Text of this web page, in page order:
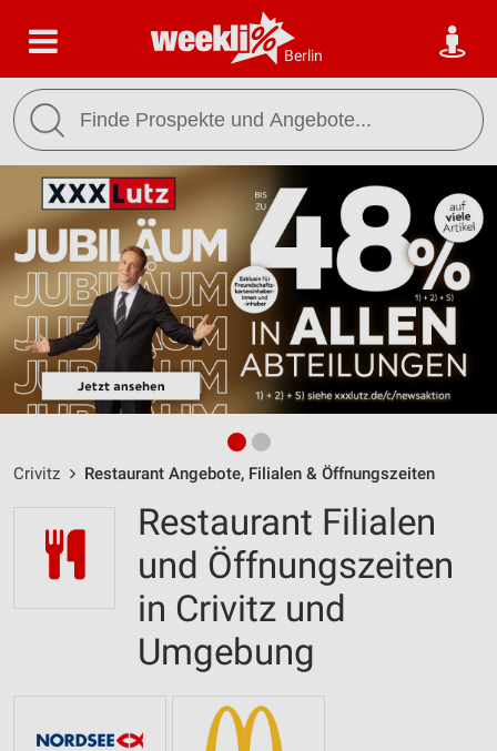
Berlin
Crivitz Restaurant Angebote, Filialen & Öffnungszeiten
Restaurant Filialen
und Öffnungszeiten
in Crivitz und
Umgebung